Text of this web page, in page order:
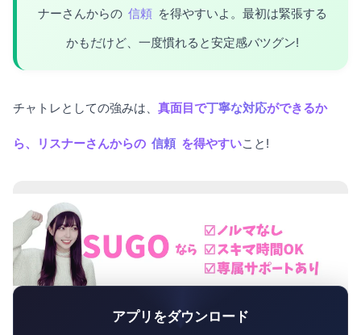
ナーさんからの 信頼 を得やすいよ。最初は緊張する
かもだけど、一度慣れると安定感バツグン!
チャトレとしての強みは、 真面目で丁寧な対応ができるか
ら、リスナーさんからの 信頼 を得やすいこと!
アプリをダウンロード